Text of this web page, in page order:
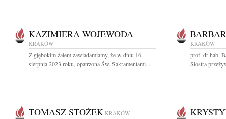
KAZIMIERA WOJEWODA
KRAKÓW
Z głębokim żalem zawiadamiamy, że w dniu 16
sierpnia 2023 roku, opatrzona Św. Sakramentami...
KRAKÓW
prof. dr hab.
Siostra
TOMASZ STOŻEK KRAKÓW